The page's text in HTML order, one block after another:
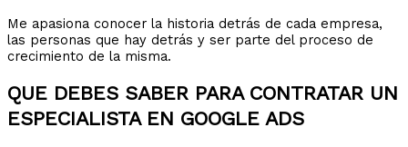
Me apasiona conocer la historia detrás de cada empresa,
las personas que hay detrás y ser parte del proceso de
crecimiento de la misma.
QUE DEBES SABER PARA CONTRATAR UN
ESPECIALISTA EN GOOGLE ADS